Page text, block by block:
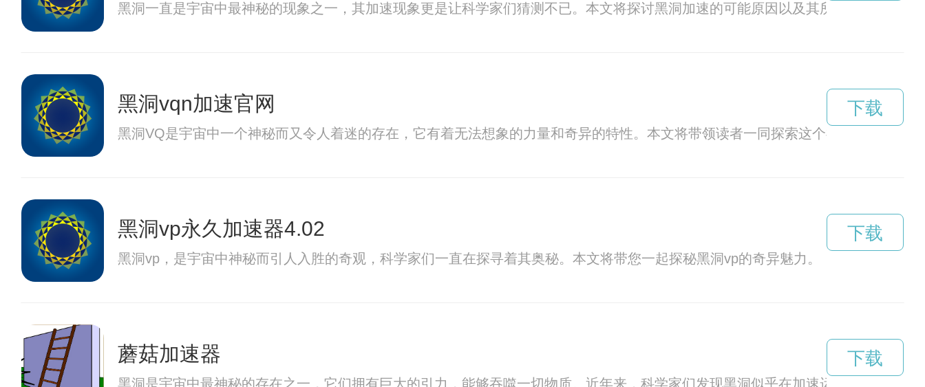
黑洞一直是宇宙中最神秘的现象之一，其加速现象更是让科学家们猜测不已。本文将探讨黑洞加速的可能原因以及其所带来的未知领
黑洞vqn加速官网
黑洞VQ是宇宙中一个神秘而又令人着迷的存在，它有着无法想象的力量和奇异的特性。本文将带领读者一同探索这个神秘的黑洞VQ
下载
黑洞vp永久加速器4.02
黑洞vp，是宇宙中神秘而引人入胜的奇观，科学家们一直在探寻着其奥秘。本文将带您一起探秘黑洞vp的奇异魅力。
下载
蘑菇加速器
黑洞是宇宙中最神秘的存在之一，它们拥有巨大的引力，能够吞噬一切物质。近年来，科学家们发现黑洞似乎在加速运动，引发了人
下载